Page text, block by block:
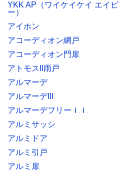
YKK AP（ワイケイケイ エイピ
ー）
アイホン
アコーディオン網戸
アコーディオン門扉
アトモスII雨戸
アルマーデ
アルマーデIII
アルマーデフリーＩＩ
アルミサッシ
アルミドア
アルミ引戸
アルミ扉